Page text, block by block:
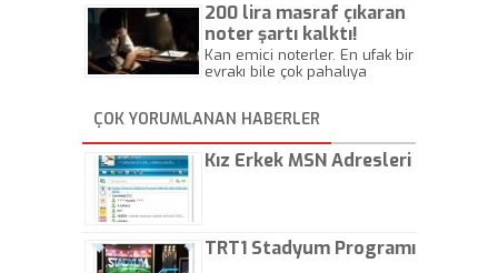
200 lira masraf çıkaran
noter şartı kalktı!
Kan emici noterler. En ufak bir
evrakı bile çok pahalıya
kaptırıyorsunuz. - Kayhan
Gezenti
ÇOK YORUMLANAN HABERLER
Kız Erkek MSN Adresleri
TRT1 Stadyum Programı